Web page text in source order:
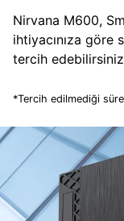
Nirvana M600,
ihtiyacınıza göre
tercih
*Tercih edilmediği